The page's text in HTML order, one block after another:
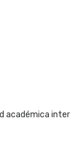
académica